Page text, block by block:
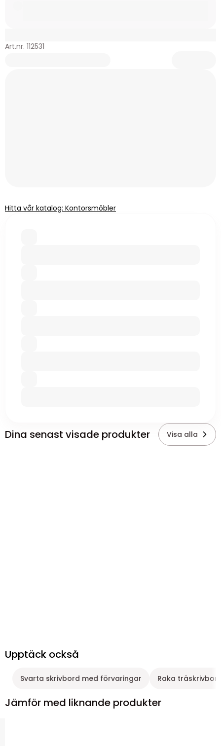
Art.nr. 112531
Hitta vår katalog: Kontorsmöbler
Dina senast visade produkter Visa alla
Upptäck också
Svarta skrivbord med förvaringar Raka
Jämför med liknande produkter